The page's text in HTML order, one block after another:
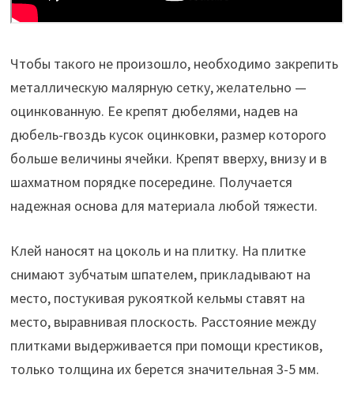
Чтобы такого не произошло, необходимо закрепить
металлическую малярную сетку, желательно —
оцинкованную. Ее крепят дюбелями, надев на
дюбель-гвоздь кусок оцинковки, размер которого
больше величины ячейки. Крепят вверху, внизу и в
шахматном порядке посередине. Получается
надежная основа для материала любой тяжести.
Клей наносят на цоколь и на плитку. На плитке
снимают зубчатым шпателем, прикладывают на
место, постукивая рукояткой кельмы ставят на
место, выравнивая плоскость. Расстояние между
плитками выдерживается при помощи крестиков,
только толщина их берется значительная 3-5 мм.